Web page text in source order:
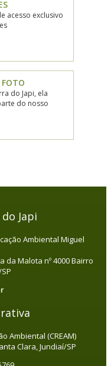
acesso exclusivo
FOTO
do Japi, ela
do nosso
Japi
Ambiental Miguel
da Malota nº 4000 Bairro
Ambiental (CREAM)
Clara, Jundiaí/SP